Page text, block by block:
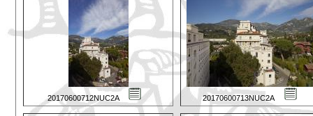
20170600712NUC2A 20170600713NUC2A